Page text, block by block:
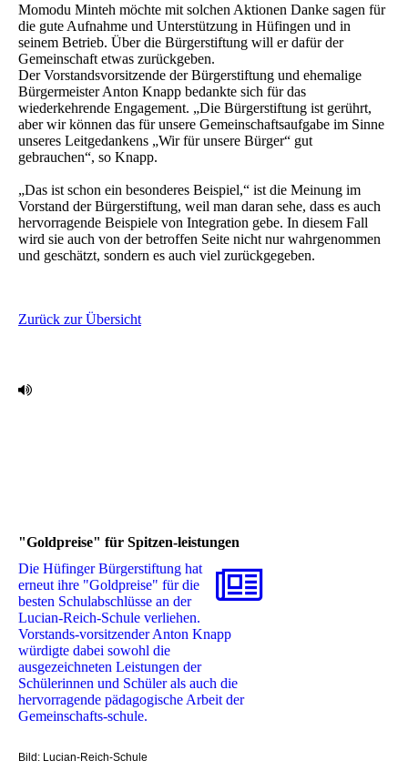
Momodu Minteh möchte mit solchen Aktionen Danke sagen für
die gute Aufnahme und ‎Unterstützung in Hüfingen und in
seinem Betrieb. Über die Bürgerstiftung will er dafür der
‎Gemeinschaft etwas zurückgeben.‎
Der Vorstandsvorsitzende der Bürgerstiftung und ehemalige
Bürgermeister Anton Knapp bedankte ‎sich für das
wiederkehrende Engagement. „Die Bürgerstiftung ist gerührt,
aber wir können das für ‎unsere Gemeinschaftsaufgabe im Sinne
unseres Leitgedankens „Wir für unsere Bürger“ gut
‎gebrauchen“, so Knapp.‎
‎„Das ist schon ein besonderes Beispiel,“ ist die Meinung im
Vorstand der Bürgerstiftung, weil man ‎daran sehe, dass es auch
hervorragende Beispiele von Integration gebe. In diesem Fall
wird sie ‎auch von der betroffen Seite nicht nur wahrgenommen
und geschätzt, sondern es auch viel ‎zurückgegeben.‎
Zurück zur Übersicht
"Goldpreise" für Spitzen-leistungen
Die Hüfinger Bürgerstiftung hat
erneut ihre "Goldpreise" für die
besten Schulabschlüsse an der
Lucian-Reich-Schule verliehen.
Vorstands-vorsitzender Anton Knapp
würdigte dabei sowohl die
ausgezeichneten Leistungen der
Schülerinnen und Schüler als auch die
hervorragende pädagogische Arbeit der
Gemeinschafts-schule.
Bild: Lucian-Reich-Schule